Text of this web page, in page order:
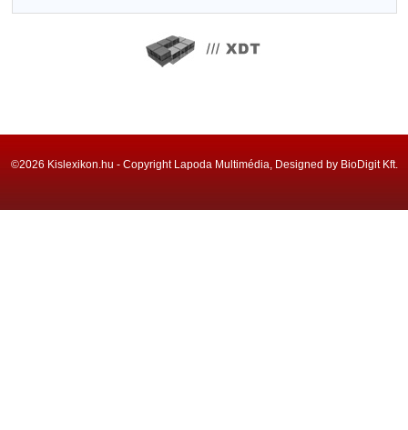
©2026 Kislexikon.hu - Copyright Lapoda Multimédia, Designed by BioDigit Kft.